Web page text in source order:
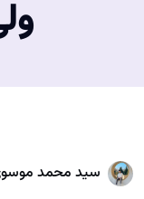
سید محمد